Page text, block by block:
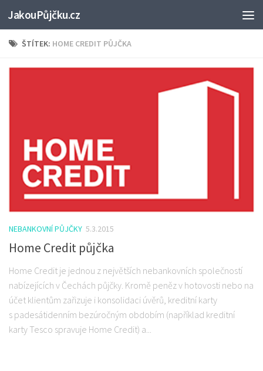
JakouPůjčku.cz
ŠTÍTEK: HOME CREDIT PŮJČKA
NEBANKOVNÍ PŮJČKY 5.3.2015
Home Credit půjčka
Home Credit je jednou z největších nebankovních společností
nabízejících v Čechách půjčky. Kromě peněz v hotovosti nebo na
účet klientům zařizuje i konsolidaci úvěrů, kreditní karty
s padesátidenním bezúročným obdobím (například kreditní
karty Tesco spravuje Home Credit) a...